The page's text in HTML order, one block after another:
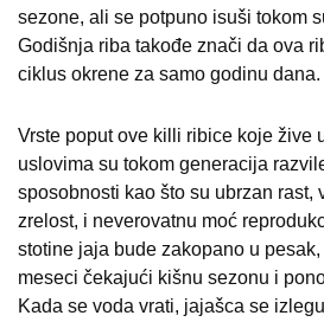
sezone, ali se potpuno isuši tokom
Godišnja riba takođe znači da ova
ciklus okrene za samo godinu dana.
Vrste poput ove killi ribice koje žive
uslovima su tokom generacija
sposobnosti kao što su ubrzan rast,
zrelost, i neverovatnu moć
stotine jaja bude zakopano u
meseci čekajući kišnu sezonu i
Kada se voda vrati, jajašca se